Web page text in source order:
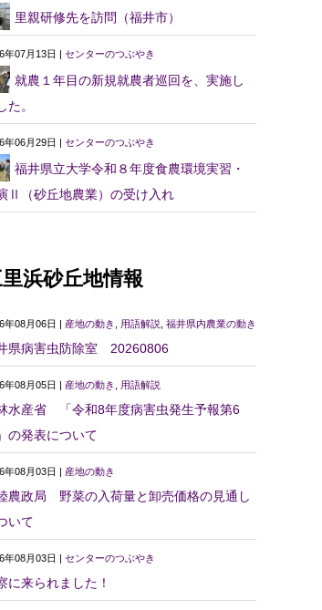
里親研修先を訪問（福井市）
年07月13日 | センターのつぶやき
就農１年目の新規就農者巡回を、実施し
た。
年06月29日 | センターのつぶやき
福井県立大学令和８年度食農環境実習・
Ⅱ（砂丘地農業）の受け入れ
浜砂丘地情報
年08月06日 | 産地の動き 用語解説 福井県内農業の動き
県病害虫防除室 20260806
年08月05日 | 産地の動き 用語解説
水産省 「令和8年度病害虫発生予報第6
の発表について
年08月03日 | 産地の動き
農政局 野菜の入荷量と卸売価格の見通し
いて
年08月03日 | センターのつぶやき
に来られました！